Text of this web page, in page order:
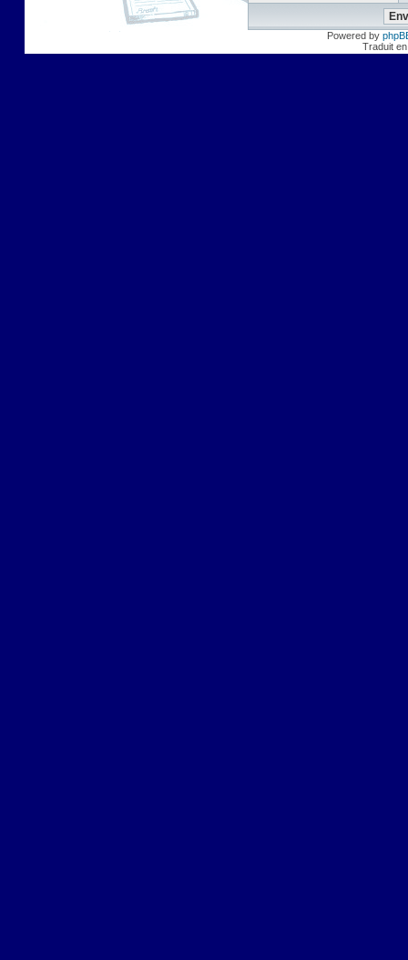
Powered by
Traduit